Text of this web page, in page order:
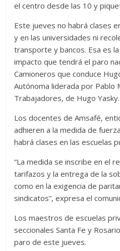
el centro desde las 10 y
Este jueves no habrá clases
y en las universidades ni
transporte y bancos. Esa es
impacto que tendrá el paro
Camioneros que conduce
Autónoma liderada por Pablo
Trabajadores, de Hugo Yasky.
Los docentes de Amsafé,
adhieren a la medida de
habrá clases en las escuelas
“La medida se inscribe en el
tarifazos y la entrega de la
como en la exigencia de
sindicatos”, expresa el
Los maestros de escuelas
seccionales Santa Fe y
paro de este jueves.